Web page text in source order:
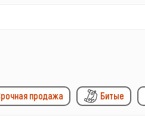
продажа Битые